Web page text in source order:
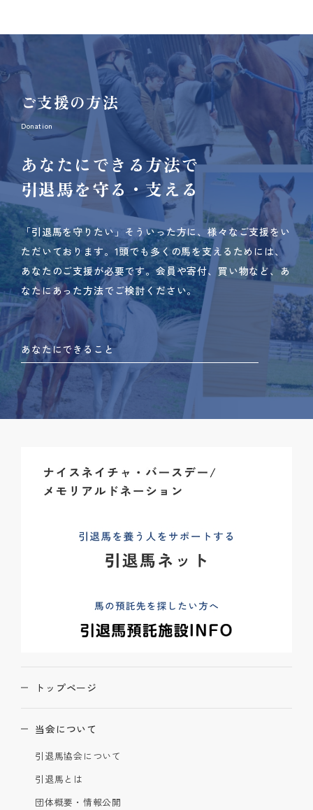
ご支援の方法
Donation
あなたにできる方法で
引退馬を守る・支える
「引退馬を守りたい」そういった方に、様々なご支援をい
ただいております。 1頭でも多くの馬を支えるためには、
あなたのご支援が必要です。 会員や寄付、買い物など、あ
なたにあった方法でご検討ください。
あなたにできること
トップページ
当会について
引退馬協会について
引退馬とは
団体概要・情報公開